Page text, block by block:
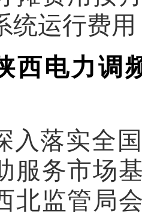
统运行费
西电力
入落实全
服务市场
北监管局